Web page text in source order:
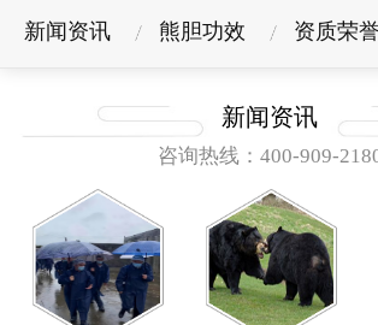
资
关
热
新闻资讯
熊胆功效 资质荣
新闻资讯
咨询热线：400-909-